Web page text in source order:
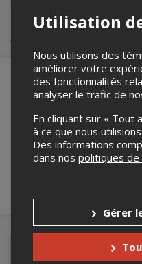
Achat de billets
Merci de
Détails de
Utilisation
Nous utilisons des
améliorer votre
des fonctionnalités
analyser le trafic de
En cliquant sur « Tout
à ce que nous
Des informations
dans nos politiques
Gérer